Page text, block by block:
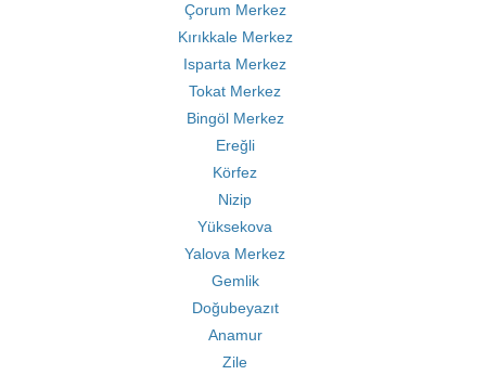
Çorum Merkez
Kırıkkale Merkez
Isparta Merkez
Tokat Merkez
Bingöl Merkez
Ereğli
Körfez
Nizip
Yüksekova
Yalova Merkez
Gemlik
Doğubeyazıt
Anamur
Zile